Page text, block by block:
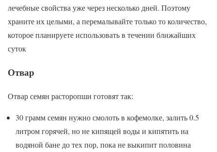
лечебные свойства уже через несколько дней. Поэтому
храните их целыми, а перемалывайте только то количество,
которое планируете использовать в течении ближайших
суток
Отвар
Отвар семян расторопши готовят так:
30 грамм семян нужно смолоть в кофемолке, залить 0.5
литром горячей, но не кипящей воды и кипятить на
водяной бане до тех пор, пока не выкипит половина